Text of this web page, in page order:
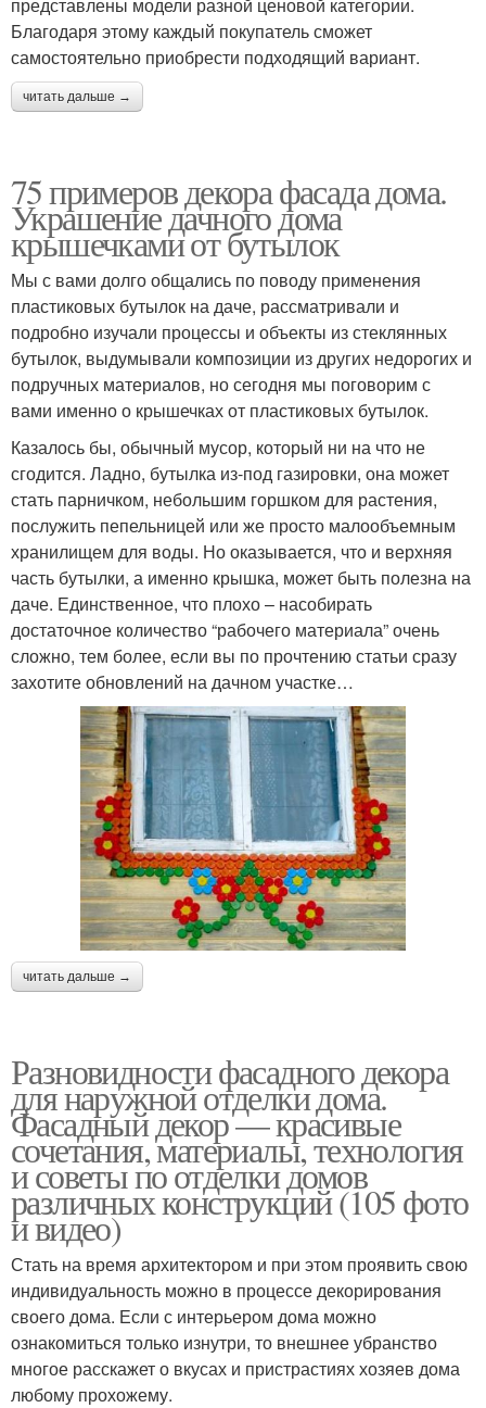
Благодаря этому каждый покупатель сможет
самостоятельно приобрести подходящий вариант.
читать дальше →
75 примеров декора фасада дома.
Украшение дачного дома
крышечками от бутылок
Мы с вами долго общались по поводу применения
пластиковых бутылок на даче, рассматривали и
подробно изучали процессы и объекты из стеклянных
бутылок, выдумывали композиции из других недорогих и
подручных материалов, но сегодня мы поговорим с
вами именно о крышечках от пластиковых бутылок.
Казалось бы, обычный мусор, который ни на что не
сгодится. Ладно, бутылка из-под газировки, она может
стать парничком, небольшим горшком для растения,
послужить пепельницей или же просто малообъемным
хранилищем для воды. Но оказывается, что и верхняя
часть бутылки, а именно крышка, может быть полезна на
даче. Единственное, что плохо – насобирать
достаточное количество “рабочего материала” очень
сложно, тем более, если вы по прочтению статьи сразу
захотите обновлений на дачном участке…
читать дальше →
Разновидности фасадного декора
для наружной отделки дома.
Фасадный декор — красивые
сочетания, материалы, технология
и советы по отделки домов
различных конструкций (105 фото
и видео)
Стать на время архитектором и при этом проявить свою
индивидуальность можно в процессе декорирования
своего дома. Если с интерьером дома можно
ознакомиться только изнутри, то внешнее убранство
многое расскажет о вкусах и пристрастиях хозяев дома
любому прохожему.